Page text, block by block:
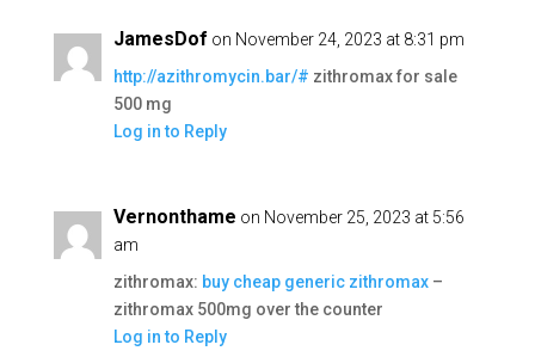
JamesDof on November 24, 2023 at 8:31 pm
http://azithromycin.bar/# zithromax for sale
500 mg
Log in to Reply
Vernonthame on November 25, 2023 at 5:56
am
zithromax: buy cheap generic zithromax–
zithromax 500mg over the counter
Log in to Reply